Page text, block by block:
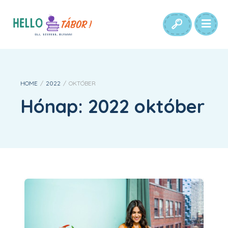
HOME / 2022 / OKTÓBER
Hónap: 2022 október